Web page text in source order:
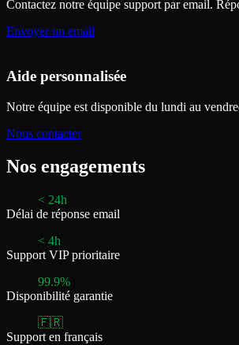
Contactez notre équipe support par email.
Envoyer un email
Aide personnalisée
Notre équipe est disponible du lundi au
Nous contacter
Nos engagements
< 24h
Délai de réponse email
< 4h
Support VIP prioritaire
99.9%
Disponibilité garantie
🇫🇷
Support en français